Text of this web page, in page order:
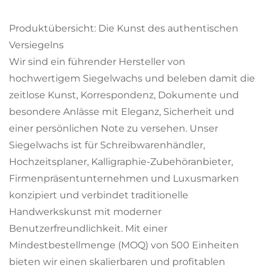
Produktübersicht: Die Kunst des authentischen
Versiegelns
Wir sind ein führender Hersteller von
hochwertigem Siegelwachs und beleben damit die
zeitlose Kunst, Korrespondenz, Dokumente und
besondere Anlässe mit Eleganz, Sicherheit und
einer persönlichen Note zu versehen. Unser
Siegelwachs ist für Schreibwarenhändler,
Hochzeitsplaner, Kalligraphie-Zubehöranbieter,
Firmenpräsentunternehmen und Luxusmarken
konzipiert und verbindet traditionelle
Handwerkskunst mit moderner
Benutzerfreundlichkeit. Mit einer
Mindestbestellmenge (MOQ) von 500 Einheiten
bieten wir einen skalierbaren und profitablen